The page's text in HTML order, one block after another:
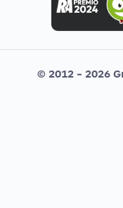
Editais publicados
© 2012 - 2026